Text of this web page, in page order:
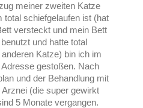
meiner zweiten Katze
total schiefgelaufen ist (hat
versteckt und mein Bett
und hatte total
Katze) bin ich im
Adresse gestoßen. Nach
und der Behandlung mit
(die super gewirkt
5 Monate vergangen.